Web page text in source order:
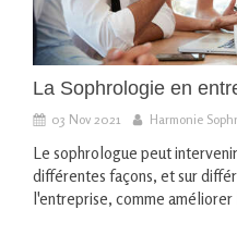
La Sophrologie en
03 Nov 2021 Harmonie
Le sophrologue peut
différentes façons, et sur
l'entreprise, comme